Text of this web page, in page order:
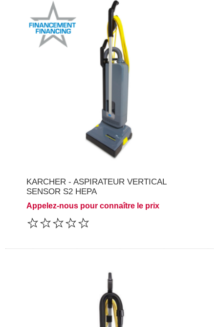
KARCHER - ASPIRATEUR VERTICAL
SENSOR S2 HEPA
Appelez-nous pour connaître le prix